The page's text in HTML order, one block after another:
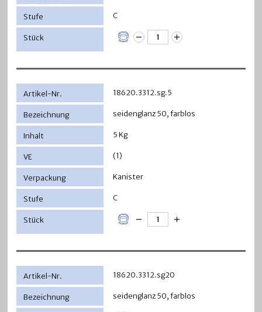
C
18620.3312.sg.5
seidenglanz 50, farblos
5 Kg
(1)
Kanister
C
18620.3312.sg20
seidenglanz 50, farblos